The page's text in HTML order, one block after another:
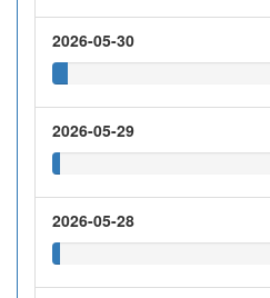
2026-05-30
2026-05-29
2026-05-28